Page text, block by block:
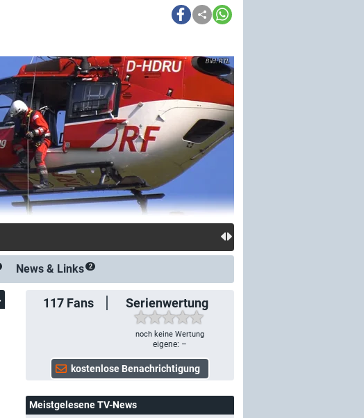
RTL
News & Links 2
117 Fans Serienwertung
noch keine Wertung
eigene: –
Meistgelesene TV-News